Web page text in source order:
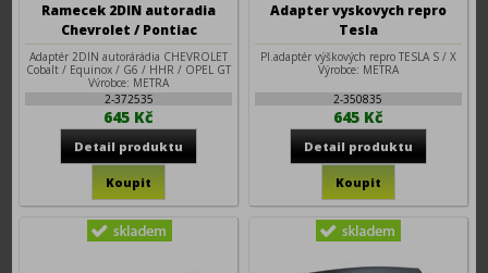
Ramecek 2DIN autoradia
Chevrolet / Pontiac
Adaptér 2DIN autorárádia CHEVROLET
Cobalt / Equinox / G6 / HHR / OPEL GT
Výrobce: METRA
2-372535
645 Kč
Adapter vyskovych repro
Tesla
Pl.adaptér výškových repro TESLA S / X
Výrobce: METRA
2-350835
645 Kč